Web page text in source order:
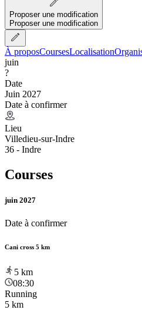
Proposer une modification
Proposer une modification
À proposCoursesLocalisation
juin
?
Date
Juin 2027
Date à confirmer
Lieu
Villedieu-sur-Indre
36 - Indre
Courses
juin 2027
Date à confirmer
Cani cross 5 km
5 km
08:30
Running
5 km